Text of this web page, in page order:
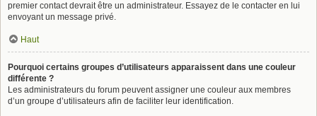
premier contact devrait être un administrateur. Essayez de le contacter en lui
envoyant un message privé.
Haut
Pourquoi certains groupes d’utilisateurs apparaissent dans une couleur
différente ?
Les administrateurs du forum peuvent assigner une couleur aux membres
d’un groupe d’utilisateurs afin de faciliter leur identification.